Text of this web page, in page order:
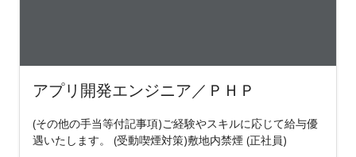
アプリ開発エンジニア／ＰＨＰ
(その他の手当等付記事項)ご経験やスキルに応じて給与優
遇いたします。 (受動喫煙対策)敷地内禁煙 (正社員)